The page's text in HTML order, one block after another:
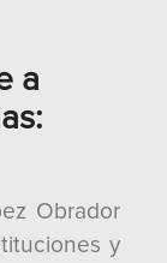
a
Obrador
y